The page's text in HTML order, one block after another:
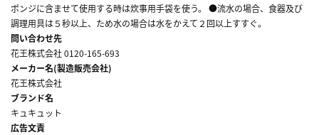
ポンジに含ませて使用する時は炊事用手袋を使う。 ●流水の場合、食器及び
調理用具は５秒以上、ため水の場合は水をかえて２回以上すすぐ。
問い合わせ先
花王株式会社 0120-165-693
メーカー名(製造販売会社)
花王株式会社
ブランド名
キュキュット
広告文責